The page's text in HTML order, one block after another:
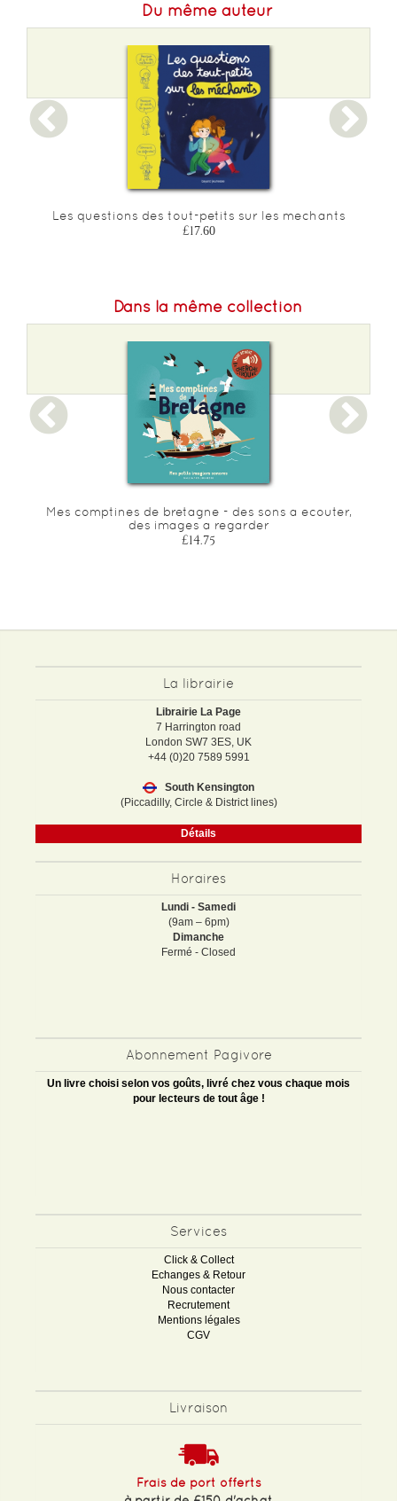
Du même auteur
Les questions des tout-petits sur les mechants
£17.60
Dans la même collection
Mes comptines de bretagne - des sons a ecouter,
des images a regarder
£14.75
La librairie
Librairie La Page
7 Harrington road
London SW7 3ES, UK
+44 (0)20 7589 5991
South Kensington
(Piccadilly, Circle & District lines)
Détails
Horaires
Lundi - Samedi
(9am – 6pm)
Dimanche
Fermé - Closed
Abonnement Pagivore
Un livre choisi selon vos goûts, livré chez vous chaque mois
pour lecteurs de tout âge !
Services
Click & Collect
Echanges & Retour
Nous contacter
Recrutement
Mentions légales
CGV
Livraison
Frais de port offerts